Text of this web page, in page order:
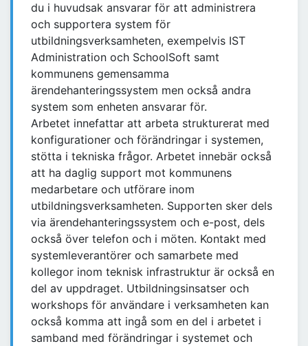
du i huvudsak ansvarar för att administrera
och supportera system för
utbildningsverksamheten, exempelvis IST
Administration och SchoolSoft samt
kommunens gemensamma
ärendehanteringssystem men också andra
system som enheten ansvarar för.
Arbetet innefattar att arbeta strukturerat med
konfigurationer och förändringar i systemen,
stötta i tekniska frågor. Arbetet innebär också
att ha daglig support mot kommunens
medarbetare och utförare inom
utbildningsverksamheten. Supporten sker dels
via ärendehanteringssystem och e-post, dels
också över telefon och i möten. Kontakt med
systemleverantörer och samarbete med
kollegor inom teknisk infrastruktur är också en
del av uppdraget. Utbildningsinsatser och
workshops för användare i verksamheten kan
också komma att ingå som en del i arbetet i
samband med förändringar i systemet och